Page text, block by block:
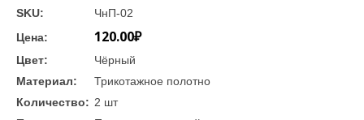
SKU:
ЧнП-02
Цена:
120.00₽
Цвет:
Чёрный
Материал:
Трикотажное полотно
Количество: 2 шт